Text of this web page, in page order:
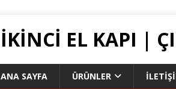
IKINCI EL KAPI |
ANA SAYFA ÜRÜNLER